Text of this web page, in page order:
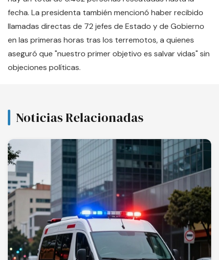
fecha. La presidenta también mencionó haber recibido
llamadas directas de 72 jefes de Estado y de Gobierno
en las primeras horas tras los terremotos, a quienes
aseguró que "nuestro primer objetivo es salvar vidas" sin
objeciones políticas.
Noticias Relacionadas